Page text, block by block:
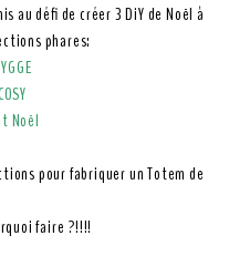
au défi de créer 3 DiY de Noël à
phares:
Noël
pour fabriquer un Totem de
faire ?!!!!